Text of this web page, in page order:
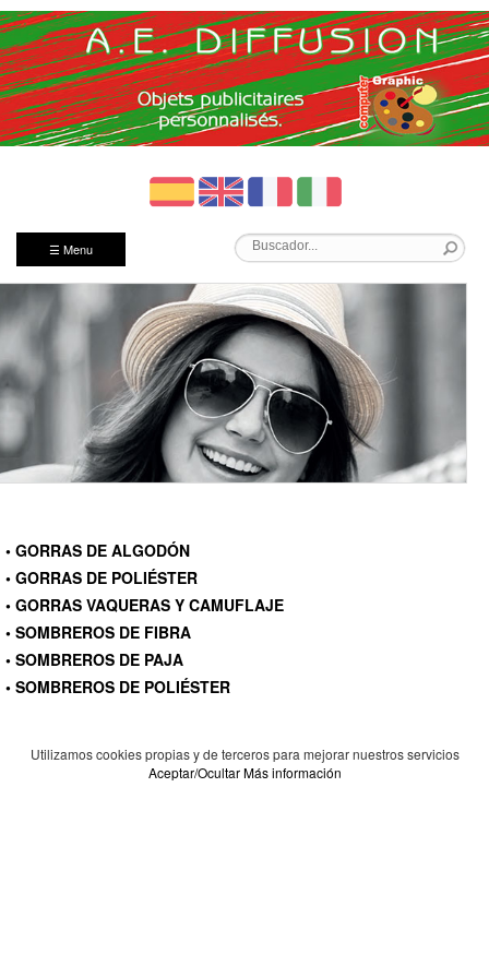
☰ Menu
• GORRAS DE ALGODÓN
• GORRAS DE POLIÉSTER
• GORRAS VAQUERAS Y CAMUFLAJE
• SOMBREROS DE FIBRA
• SOMBREROS DE PAJA
• SOMBREROS DE POLIÉSTER
Utilizamos cookies propias y de terceros para mejorar nuestros servicios
Aceptar/Ocultar Más información